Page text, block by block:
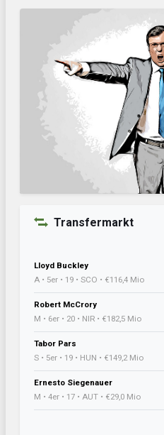
Transfermarkt
Lloyd Buckley
A • 5er • 19 • SCO • €116,4 Mio
Robert McCrory
M • 6er • 20 • NIR • €182,5 Mio
Tabor Pars
S • 5er • 19 • HUN • €149,2 Mio
Ernesto Siegenauer
M • 4er • 17 • AUT • €29,0 Mio